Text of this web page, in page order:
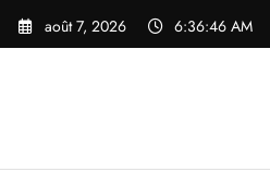
Aller
août 7, 2026 6:36:47 AM